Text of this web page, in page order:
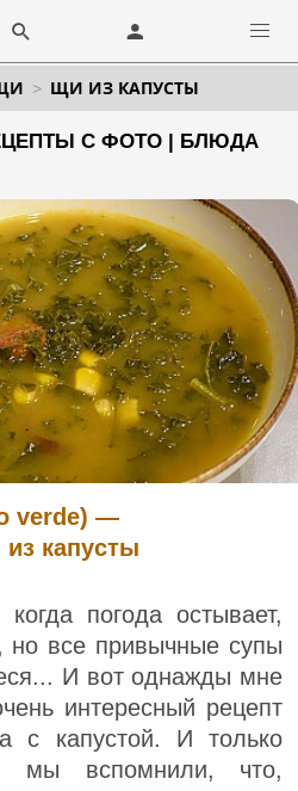
ЩИ ИЗ КАПУСТЫ
С ФОТО | БЛЮДА
verde) —
из капусты
погода остывает,
но все привычные супы
И вот однажды мне
интересный рецепт
с капустой. И только
мы вспомнили, что,